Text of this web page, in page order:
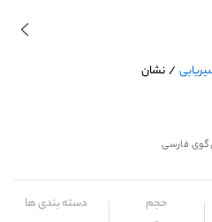
/نشان
فارسی
حجم دسته بندی ها